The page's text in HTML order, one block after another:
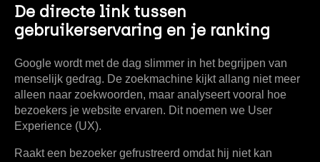
De directe link tussen
gebruikerservaring en je ranking
Google wordt met de dag slimmer in het begrijpen van
menselijk gedrag. De zoekmachine kijkt allang niet meer
alleen naar zoekwoorden, maar analyseert vooral hoe
bezoekers je website ervaren. Dit noemen we User
Experience (UX).
Raakt een bezoeker gefrustreerd omdat hij niet kan